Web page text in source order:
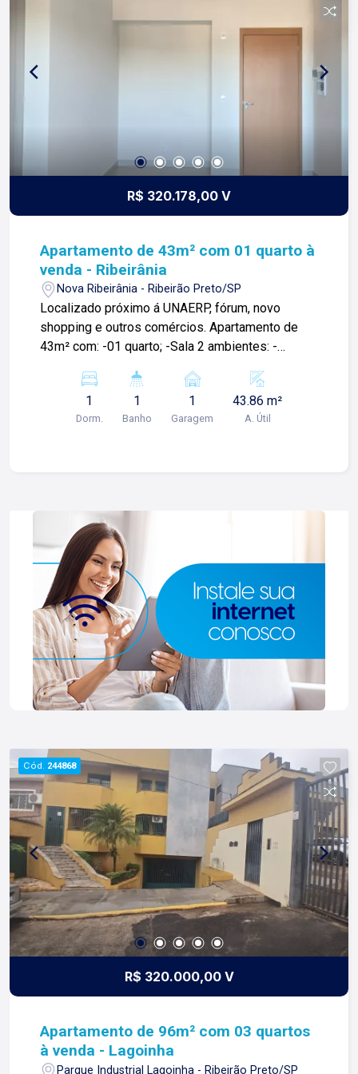
R$ 320.178,00 V
Apartamento de 43m² com 01 quarto à
venda - Ribeirânia
Nova Ribeirânia - Ribeirão Preto/SP
Localizado próximo á UNAERP, fórum, novo
shopping e outros comércios. Apartamento de
43m² com: -01 quarto; -Sala 2 ambientes: -
serviço; -01 vaga de garagem; Para mais
informações e agendamento de visita, entre em
contato. Lago Imóveis - desde 1987 construindo
1
Dorm.
1
Banho
1
Garagem
43.86 m²
A. Útil
Cód. 244868
R$ 320.000,00 V
Apartamento de 96m² com 03 quartos
à venda - Lagoinha
Parque Industrial Lagoinha - Ribeirão Preto/SP